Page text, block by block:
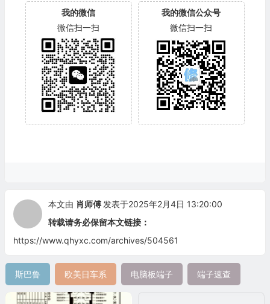
我的微信
微信扫一扫
我的微信公众号
微信扫一扫
本文由 肖师傅 发表于2025年2月4日 13:20:00
转载请务必保留本文链接：
https://www.qhyxc.com/archives/504561
斯巴鲁 欧美日车系 电脑板端子 端子速查